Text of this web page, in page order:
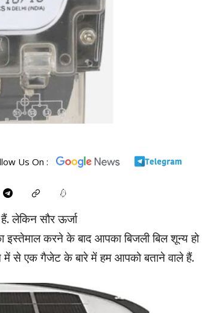
Us On :
लेकिन सौर ऊर्जा
करने के बाद आपका बिजली बिल शून्य हो
में से एक गैजेट के बारे में हम आपको बताने वाले हैं.